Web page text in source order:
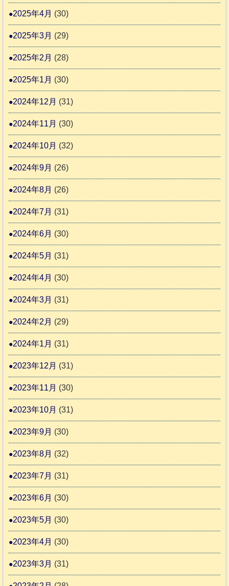
2025年4月 (30)
2025年3月 (29)
2025年2月 (28)
2025年1月 (30)
2024年12月 (31)
2024年11月 (30)
2024年10月 (32)
2024年9月 (26)
2024年8月 (26)
2024年7月 (31)
2024年6月 (30)
2024年5月 (31)
2024年4月 (30)
2024年3月 (31)
2024年2月 (29)
2024年1月 (31)
2023年12月 (31)
2023年11月 (30)
2023年10月 (31)
2023年9月 (30)
2023年8月 (32)
2023年7月 (31)
2023年6月 (30)
2023年5月 (30)
2023年4月 (30)
2023年3月 (31)